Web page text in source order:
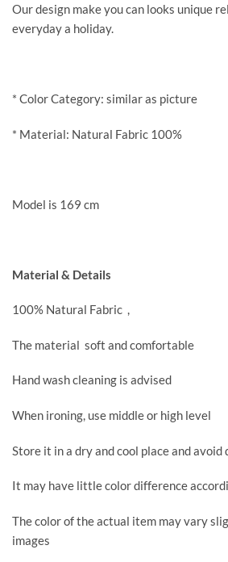
Our design make you can looks unique
everyday a holiday.
* Color Category: similar as picture
* Material: Natural Fabric 100%
Model is 169 cm
Material & Details
100% Natural Fabric ,
The material soft and comfortable
Hand wash cleaning is advised
When ironing, use middle or high level
Store it in a dry and cool place and avoid
It may have little color difference
The color of the actual item may vary
images